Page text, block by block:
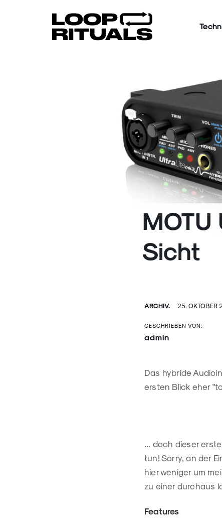
MOTU
Sicht
ARCHIV. 25. OKTOBER
GESCHRIEBEN VON:
admin
Das hybride
ersten Blick eher
... doch dieser
tun! Sorry, an der
hier weniger um
zu einer durchaus
Features